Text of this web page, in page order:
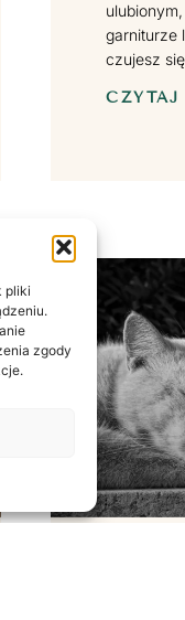
pliki
zgody
garniturze
czujesz